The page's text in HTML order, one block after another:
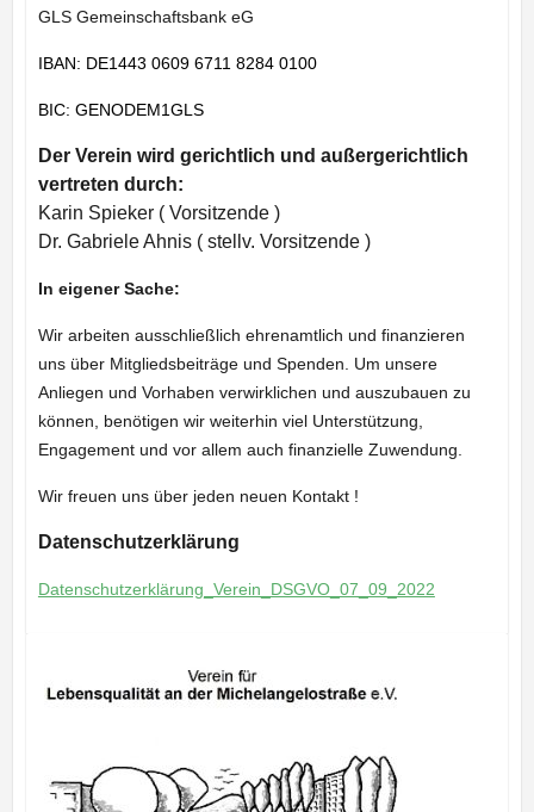
GLS Gemeinschaftsbank eG
IBAN: DE1443 0609 6711 8284 0100
BIC: GENODEM1GLS
Der Verein wird gerichtlich und außergerichtlich
vertreten durch:
Karin Spieker ( Vorsitzende )
Dr. Gabriele Ahnis ( stellv. Vorsitzende )
In eigener Sache:
Wir arbeiten ausschließlich ehrenamtlich und finanzieren
uns über Mitgliedsbeiträge und Spenden. Um unsere
Anliegen und Vorhaben verwirklichen und auszubauen zu
können, benötigen wir weiterhin viel Unterstützung,
Engagement und vor allem auch finanzielle Zuwendung.
Wir freuen uns über jeden neuen Kontakt !
Datenschutzerklärung
Datenschutzerklärung_Verein_DSGVO_07_09_2022